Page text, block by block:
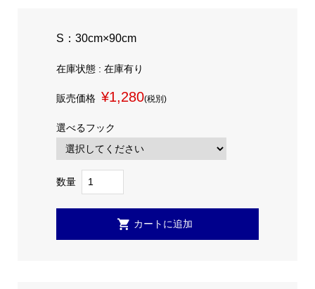
S：30cm×90cm
在庫状態 : 在庫有り
販売価格 ¥1,280(税別)
選べるフック
数量